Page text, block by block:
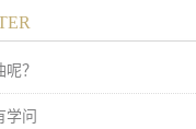
？
学问